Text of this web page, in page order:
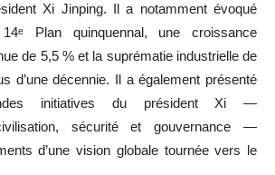
Xi Jinping. Il a notamment évoqué
14ᵉ Plan quinquennal, une croissance
de 5,5 % et la suprématie industrielle de
d’une décennie. Il a également présenté
initiatives du président Xi —
sécurité et gouvernance —
d’une vision globale tournée vers le